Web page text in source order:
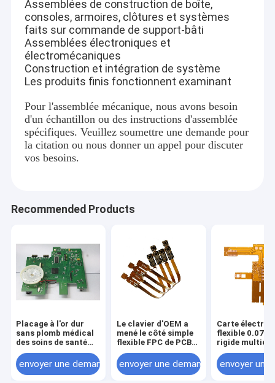
Assemblées de construction de boîte,
consoles, armoires, clôtures et systèmes
faits sur commande de support-bâti
Assemblées électroniques et
électromécaniques
Construction et intégration de système
Les produits finis fonctionnent examinant
Pour l'assemblée mécanique, nous avons besoin
d'un échantillon ou des instructions d'assemblée
spécifiques. Veuillez soumettre une demande pour
la citation ou nous donner un appel pour discuter
vos besoins.
Recommended Products
Placage à l'or dur
sans plomb médical
des soins de santé
PCBA HASL de CEM1
CEM3
envoyer une demande
Le clavier d'OEM a
mené le côté simple
flexible FPC de PCBs
fabrication de carte
PCB de 8 couches
envoyer une demande
Carte
flexible
rigide
fabriquant
envoyer une